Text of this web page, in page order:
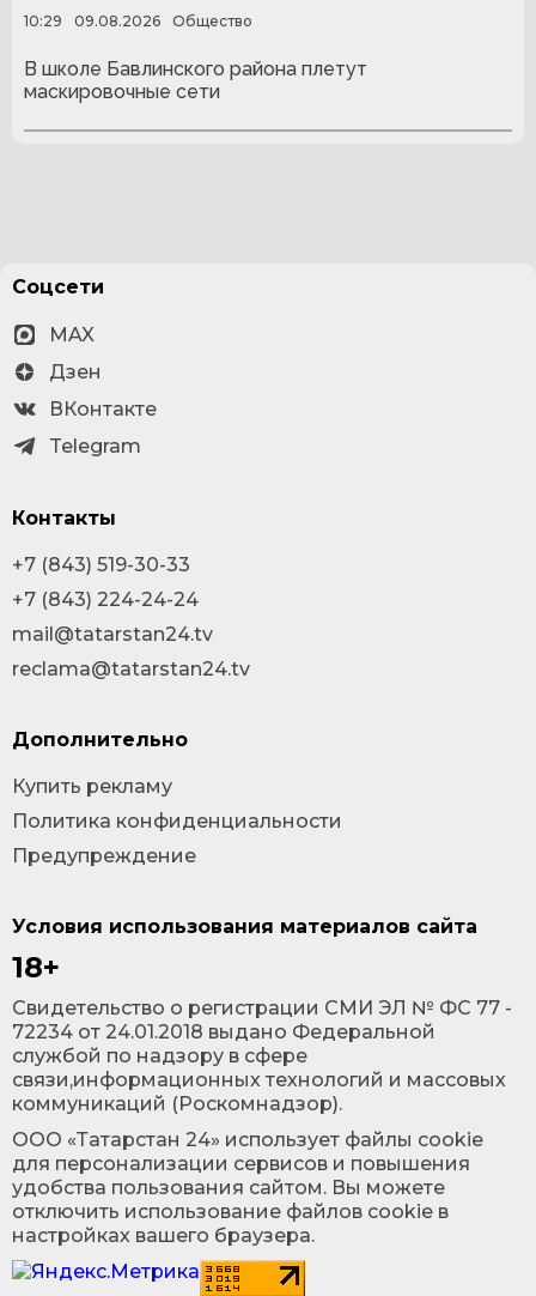
10:29 09.08.2026 Общество
В школе Бавлинского района плетут
маскировочные сети
Условия использования материалов сайта
18+
Cвидетельство о регистрации СМИ ЭЛ № ФС 77 -
72234 от 24.01.2018 выдано Федеральной
службой по надзору в сфере
связи,информационных технологий и массовых
коммуникаций (Роскомнадзор).
ООО «Татарстан 24» использует файлы cookie
для персонализации сервисов и повышения
удобства пользования сайтом. Вы можете
отключить использование файлов cookie в
настройках вашего браузера.
Соцсети
MAX
Дзен
ВКонтакте
Telegram
Контакты
+7 (843) 519-30-33
+7 (843) 224-24-24
mail@tatarstan24.tv
reclama@tatarstan24.tv
Дополнительно
Купить рекламу
Политика конфиденциальности
Предупреждение